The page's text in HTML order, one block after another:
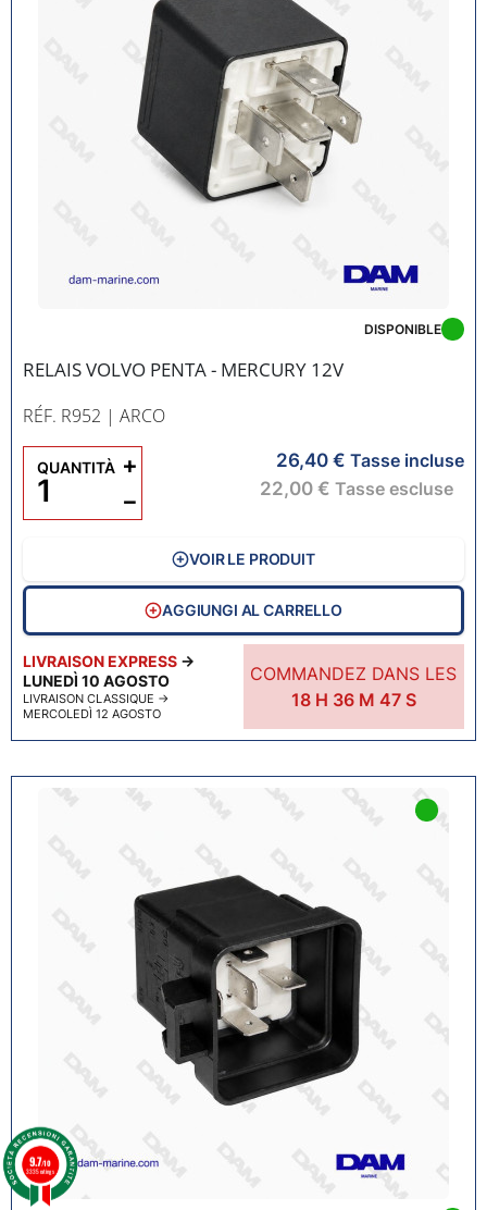
RELAIS VOLVO PENTA - MERCURY 12V
RÉF. R952 | ARCO
LIVRAISON EXPRESS →
LUNEDÌ 10 AGOSTO
LIVRAISON CLASSIQUE →
MERCOLEDÌ 12 AGOSTO
COMMANDEZ DANS LES
18H 36M 46 S
DISPONIBLE
26,40 € Tasse incluse
22,00 € Tasse escluse
QUANTITÀ
−
+
VOIR LE PRODUIT
AGGIUNGI AL CARRELLO
9.7/10
3335 ratings